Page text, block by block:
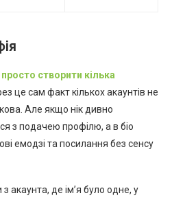
створити кілька
це сам факт кількох акаунтів не
Але якщо нік дивно
з подачею профілю, а в біо
емодзі та посилання без сенсу
акаунта, де ім’я було одне, у